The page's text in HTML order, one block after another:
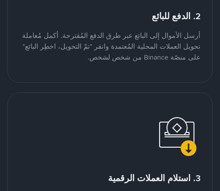
2. الدفع للبائع
أرسل الأموال إلى البائع عبر طرق الدفع المُقترحة. أكمل مُعاملة
تحويل العملات المحلية المُعتمدة وانقر "تمّ التحويل، اخطِر البائع"
على منصّة Binance من شخص لشخص.
3. استلام العملات الرقمية